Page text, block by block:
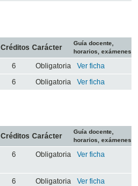
Créditos Carácter
Guía docente,
horarios, exámenes
6 Obligatoria
Ver ficha
6 Obligatoria Ver ficha
Créditos Carácter
Guía docente,
horarios, exámenes
6 Obligatoria Ver ficha
6 Obligatoria
Ver ficha